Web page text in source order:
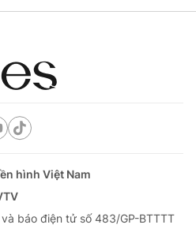
hình Việt Nam
báo điện tử số 483/GP-BTTTT